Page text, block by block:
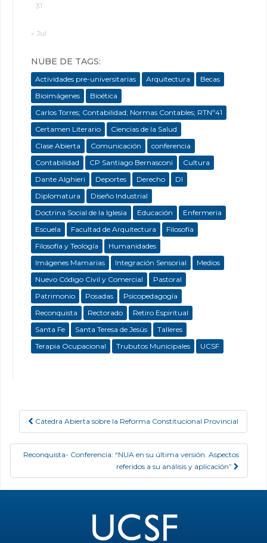
31
« Jul
NUBE DE TAGS:
Actividades pre-universitarias Arquitectura
Becas
Bioimágenes
Bioética
Carlos Torres; Contabilidad; Normas Contables; RTNº41
Certamen Literario
Ciencias de la Salud
Clase Abierta
Comunicación
conferencia
Contabilidad
CP Santiago Bernasconi
Cultura
Dante Alghieri
Deportes Derecho
DI
Diplomatura
Diseño Industrial
Doctrina Social de la Iglesia
Educación
Enfermeria
Escuela
Facultad de Arquitectura
Filosofía
Filosofía y Teología
Humanidades
Imágenes Mamarias
Integración Sensorial
Medios
Nuevo Código Civil y Comercial
Pastoral
Patrimonio
Posadas
Psicopedagogía
Reconquista
Rectorado
Retiro Espiritual
Santa Fe
Santa Teresa de Jesús
Talleres
Terapia Ocupacional
Trubutos Municipales UCSF
Post navigation
Cátedra Abierta sobre la Reforma Constitucional Provincial
Reconquista- Conferencia: “NUA en su última versión. Aspectos
referidos a su análisis y aplicación”